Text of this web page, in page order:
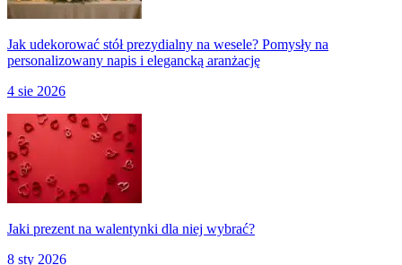
Jak udekorować stół prezydialny na wesele? Pomysły na
personalizowany napis i elegancką aranżację
4 sie 2026
Jaki prezent na walentynki dla niej wybrać?
8 sty 2026